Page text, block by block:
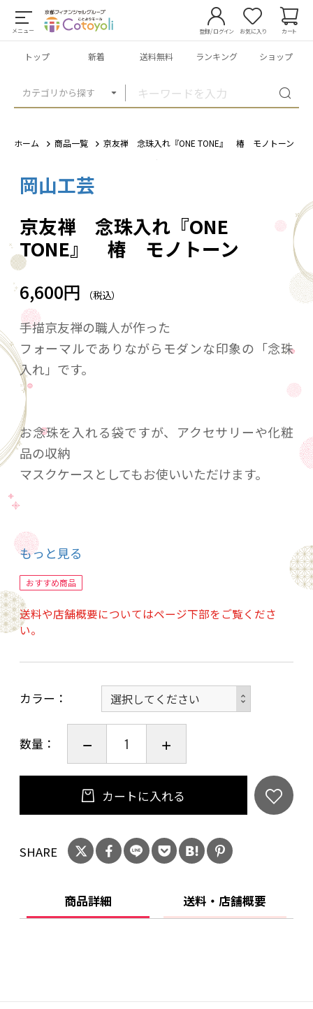
メニュー
カテゴリから探す
登録/ログイン お気に入り カート
トップ 新着 送料無料 ランキング ショップ
ホーム 商品一覧 京友禅 念珠入れ『ONE TONE』 椿 モノトーン
岡山工芸
京友禅 念珠入れ『ONE
TONE』 椿 モノトーン
6,600円 （税込）
手描京友禅の職人が作った
フォーマルでありながらモダンな印象の「念珠
入れ」です。
お念珠を入れる袋ですが、アクセサリーや化粧
品の収納
マスクケースとしてもお使いいただけます。
お色はモノトーン調で、白とグレーからお選び
いただけます。
柄は、動物・花・幾何学の3タイプで各3柄
京友禅と言えば、華やかで多色な印象がありま
「伝統の柄の良さ」をぜひ感じていただきたく
あえてモノトーン仕上げにしました。
色あせることのない「美しい伝統の色柄」が
もっと見る
おすすめ商品
送料や店舗概要についてはページ下部をご覧くださ
い。
カラー
数量：
カートに入れる
SHARE
商品詳細 送料・店舗概要